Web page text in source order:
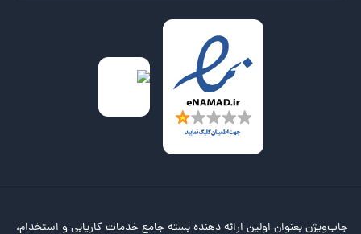
جاب‌ویژن بعنوان اولین ارائه دهنده بسته جامع خدمات کاریابی و استخدام،